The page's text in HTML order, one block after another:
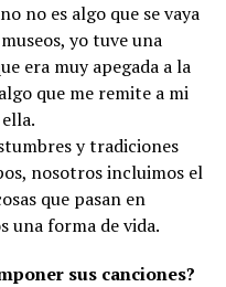
no es algo que se vaya
yo tuve una
era muy apegada a la
que me remite a mi
y tradiciones
nosotros incluimos el
que pasan en
una forma de vida.
sus canciones?